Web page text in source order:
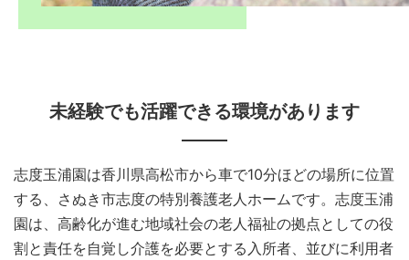
未経験でも活躍できる環境があります
志度玉浦園は香川県高松市から車で10分ほどの場所に位置
する、さぬき市志度の特別養護老人ホームです。志度玉浦
園は、高齢化が進む地域社会の老人福祉の拠点としての役
割と責任を自覚し介護を必要とする入所者、並びに利用者